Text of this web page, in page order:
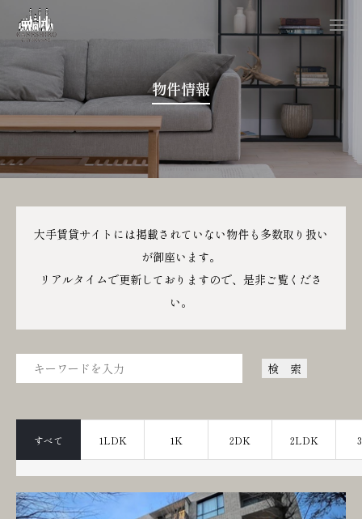
物件情報
大手賃貸サイトには掲載されていない物件も多数取り扱い
が御座います。
リアルタイムで更新しておりますので、是非ご覧くださ
い。
すべて 1LDK 1K 2DK 2LDK